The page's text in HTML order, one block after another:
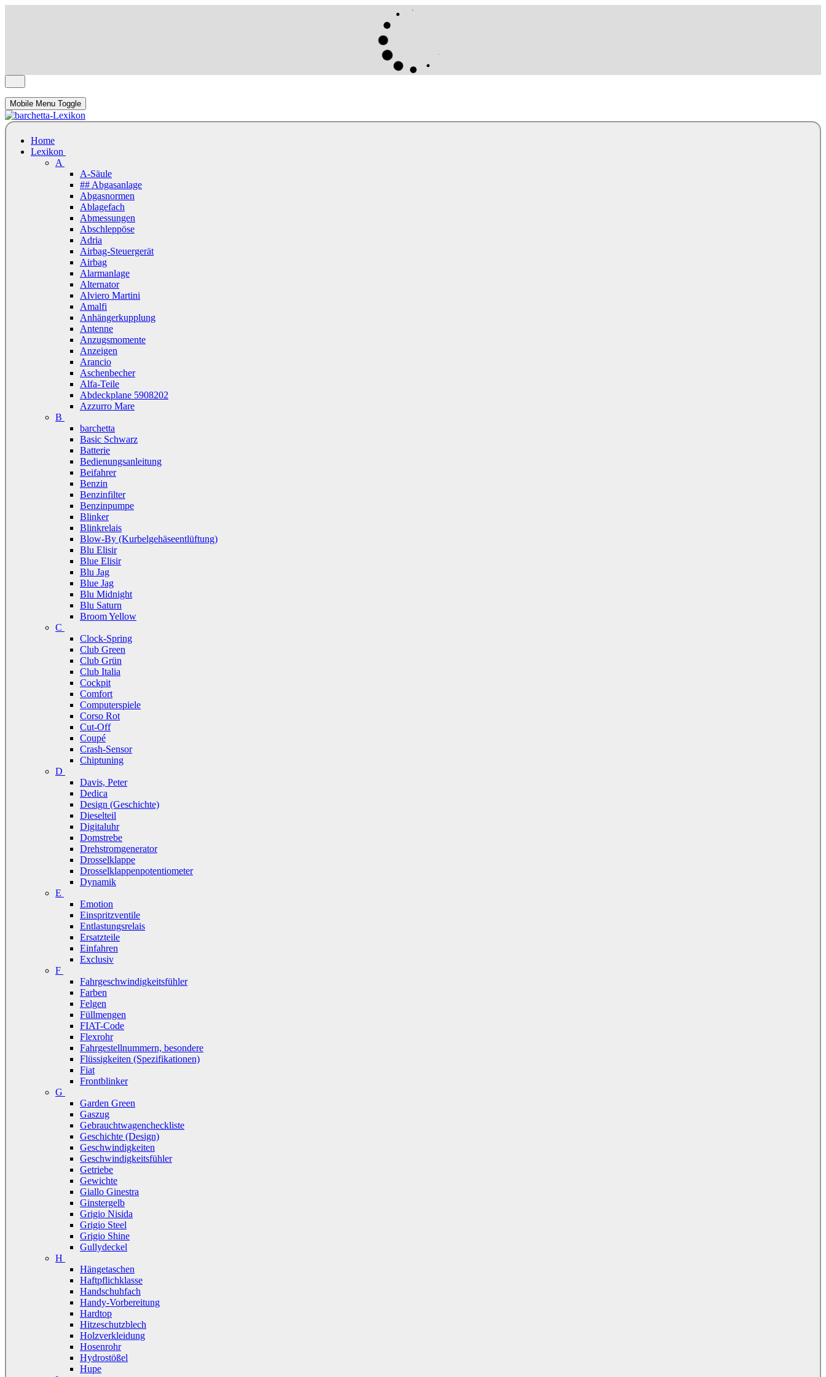
Mobile Menu Toggle
Home
Lexikon
A
A-Säule
## Abgasanlage
Abgasnormen
Ablagefach
Abmessungen
Abschleppöse
Adria
Airbag-Steuergerät
Airbag
Alarmanlage
Alternator
Alviero Martini
Amalfi
Anhängerkupplung
Antenne
Anzugsmomente
Anzeigen
Arancio
Aschenbecher
Alfa-Teile
Abdeckplane 5908202
Azzurro Mare
B
barchetta
Basic Schwarz
Batterie
Bedienungsanleitung
Beifahrer
Benzin
Benzinfilter
Benzinpumpe
Blinker
Blinkrelais
Blow-By (Kurbelgehäseentlüftung)
Blu Elisir
Blue Elisir
Blu Jag
Blue Jag
Blu Midnight
Blu Saturn
Broom Yellow
C
Clock-Spring
Club Green
Club Grün
Club Italia
Cockpit
Comfort
Computerspiele
Corso Rot
Cut-Off
Coupé
Crash-Sensor
Chiptuning
D
Davis, Peter
Dedica
Design (Geschichte)
Dieselteil
Digitaluhr
Domstrebe
Drehstromgenerator
Drosselklappe
Drosselklappenpotentiometer
Dynamik
E
Emotion
Einspritzventile
Entlastungsrelais
Ersatzteile
Einfahren
Exclusiv
F
Fahrgeschwindigkeitsfühler
Farben
Felgen
Füllmengen
FIAT-Code
Flexrohr
Fahrgestellnummern, besondere
Flüssigkeiten (Spezifikationen)
Fiat
Frontblinker
G
Garden Green
Gaszug
Gebrauchtwagencheckliste
Geschichte (Design)
Geschwindigkeiten
Geschwindigkeitsfühler
Getriebe
Gewichte
Giallo Ginestra
Ginstergelb
Grigio Nisida
Grigio Steel
Grigio Shine
Gullydeckel
H
Hängetaschen
Haftpflichklasse
Handschuhfach
Handy-Vorbereitung
Hardtop
Hitzeschutzblech
Holzverkleidung
Hosenrohr
Hydrostößel
Hupe